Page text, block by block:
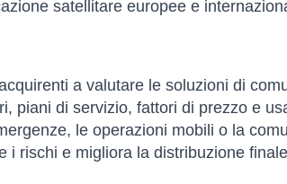
satellitare europee e
a valutare le soluzioni di
piani di servizio, fattori di prezzo e
le operazioni mobili o la
i rischi e migliora la distribuzione